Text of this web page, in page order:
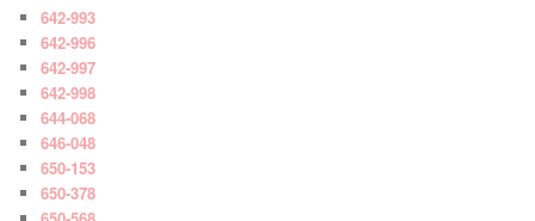
642-993
642-996
642-997
642-998
644-068
646-048
650-153
650-378